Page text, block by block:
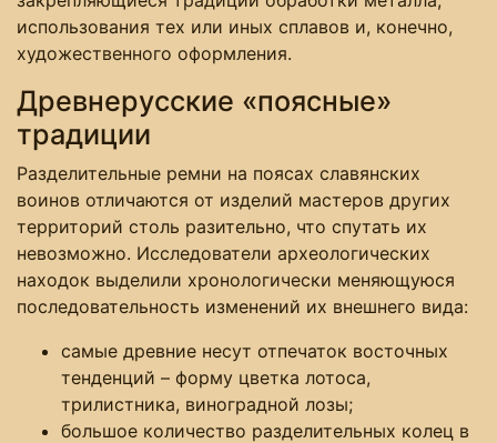
использования тех или иных сплавов и, конечно,
художественного оформления.
Древнерусские «поясные»
традиции
Разделительные ремни на поясах славянских
воинов отличаются от изделий мастеров других
территорий столь разительно, что спутать их
невозможно. Исследователи археологических
находок выделили хронологически меняющуюся
последовательность изменений их внешнего вида:
самые древние несут отпечаток восточных
тенденций – форму цветка лотоса,
трилистника, виноградной лозы;
большое количество разделительных колец в